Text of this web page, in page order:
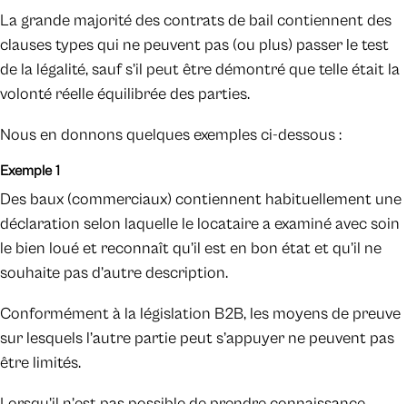
La grande majorité des contrats de bail contiennent des
clauses types qui ne peuvent pas (ou plus) passer le test
de la légalité, sauf s’il peut être démontré que telle était la
volonté réelle équilibrée des parties.
Nous en donnons quelques exemples ci-dessous :
Exemple 1
Des baux (commerciaux) contiennent habituellement une
déclaration selon laquelle le locataire a examiné avec soin
le bien loué et reconnaît qu’il est en bon état et qu’il ne
souhaite pas d’autre description.
Conformément à la législation B2B, les moyens de preuve
sur lesquels l’autre partie peut s’appuyer ne peuvent pas
être limités.